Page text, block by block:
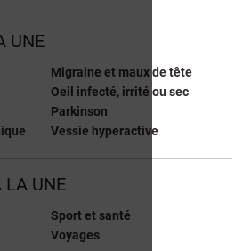
UNE
Migraine et maux de tête
Oeil infecté, irrité ou sec
Parkinson
Vessie hyperactive
LA UNE
Sport et santé
Voyages